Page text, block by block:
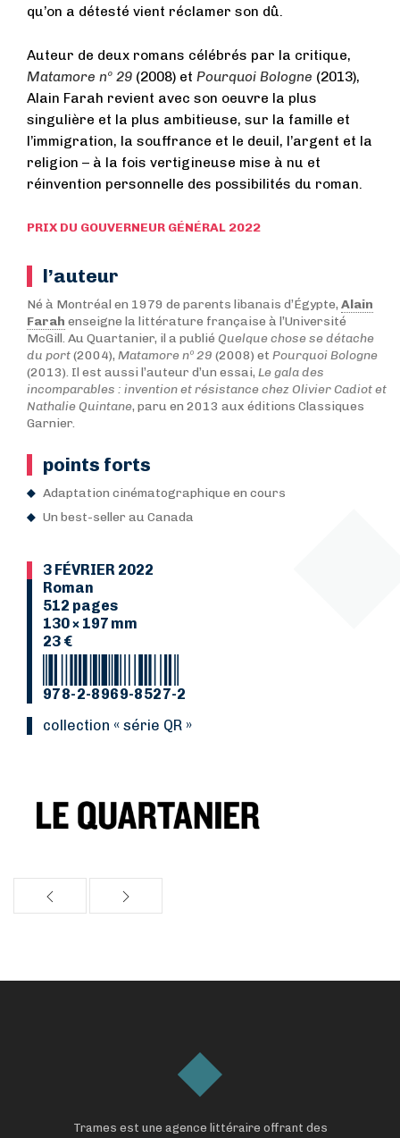
qu’on a détesté vient réclamer son dû.
Auteur de deux romans célébrés par la critique,
Matamore nº 29 (2008) et Pourquoi Bologne (2013),
Alain Farah revient avec son oeuvre la plus
singulière et la plus ambitieuse, sur la famille et
l’immigration, la souffrance et le deuil, l’argent et la
religion – à la fois vertigineuse mise à nu et
réinvention personnelle des possibilités du roman.
PRIX DU GOUVERNEUR GÉNÉRAL 2022
l’auteur
Né à Montréal en 1979 de parents libanais d’Égypte, Alain
Farah enseigne la littérature française à l’Université
McGill. Au Quartanier, il a publié Quelque chose se détache
du port(2004), Matamore nº 29 (2008) et Pourquoi Bologne
(2013). Il est aussi l’auteur d’un essai, Le gala des
incomparables : invention et résistance chez Olivier Cadiot et
Nathalie Quintane, paru en 2013 aux éditions Classiques
Garnier.
points forts
Adaptation cinématographique en cours
Un best-seller au Canada
3 FÉVRIER 2022
Roman
512 pages
130 × 197 mm
23 €
978-2-8969-8527-2
collection « série QR »
Trames est une agence littéraire offrant des